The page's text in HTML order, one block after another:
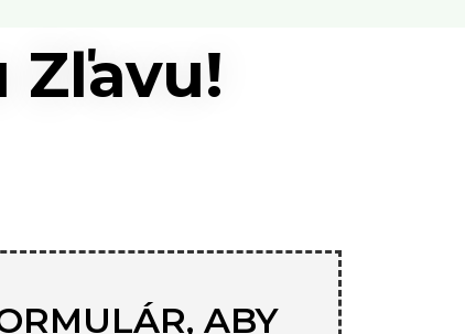
Zľavu!
ABY